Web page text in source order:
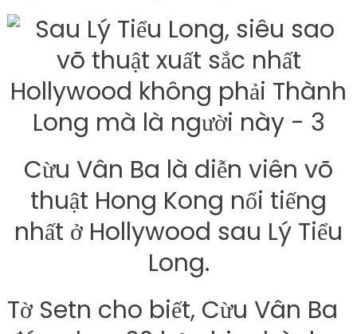
Cừu Vân Ba là diễn viên võ
thuật Hong Kong nổi tiếng
nhất ở Hollywood sau Lý Tiểu
Long.
Tờ Setn cho biết, Cừu Vân Ba